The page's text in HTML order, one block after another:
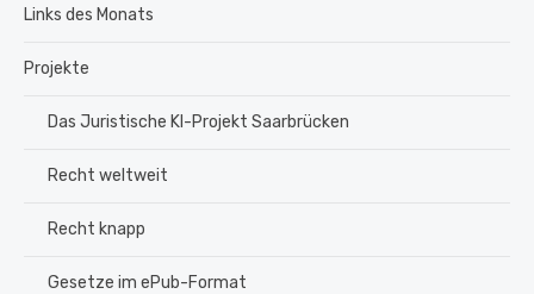
Links des Monats
Projekte
Das Juristische KI-Projekt Saarbrücken
Recht weltweit
Recht knapp
Gesetze im ePub-Format